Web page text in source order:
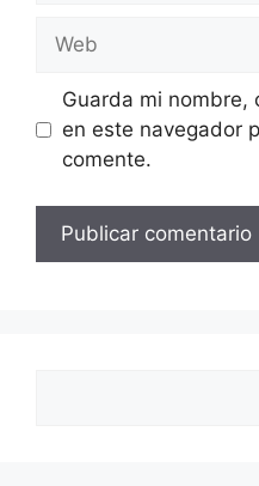
Web
Guarda mi nombre,
en este navegador
comente.